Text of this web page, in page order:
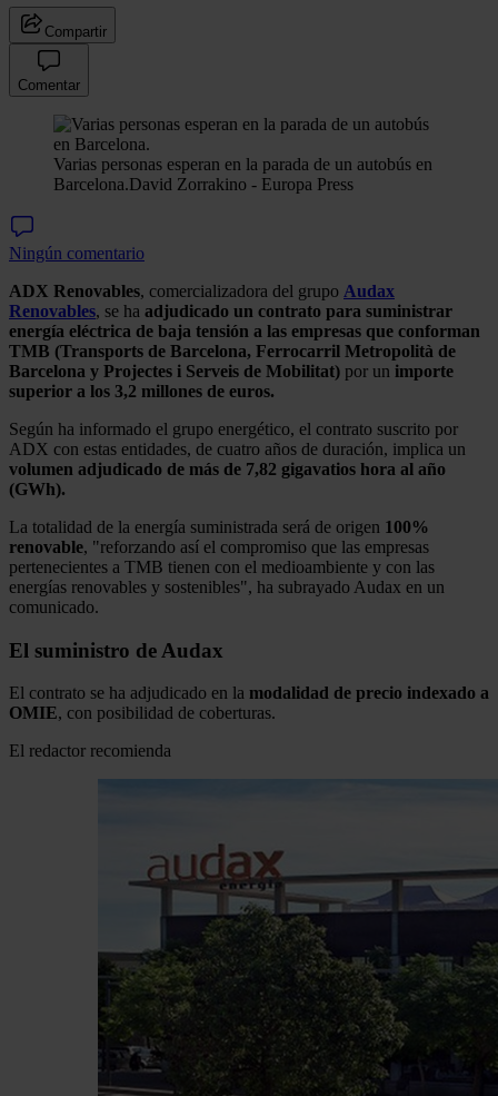
Compartir
Comentar
Varias personas esperan en la parada de un autobús en
Barcelona.David Zorrakino - Europa Press
Ningún comentario
ADX Renovables, comercializadora del grupo Audax
Renovables, se ha adjudicado un contrato para suministrar
energía eléctrica de baja tensión a las empresas que conforman
TMB (Transports de Barcelona, Ferrocarril Metropolità de
Barcelona y Projectes i Serveis de Mobilitat) por un importe
superior a los 3,2 millones de euros.
Según ha informado el grupo energético, el contrato suscrito por
ADX con estas entidades, de cuatro años de duración, implica un
volumen adjudicado de más de 7,82 gigavatios hora al año
(GWh).
La totalidad de la energía suministrada será de origen 100%
renovable, "reforzando así el compromiso que las empresas
pertenecientes a TMB tienen con el medioambiente y con las
energías renovables y sostenibles", ha subrayado Audax en un
comunicado.
El suministro de Audax
El contrato se ha adjudicado en la modalidad de precio indexado a
OMIE, con posibilidad de coberturas.
El redactor recomienda